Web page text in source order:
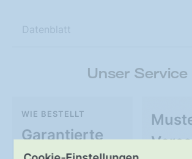
Datenblatt
Unser Service
Garantierte
WIE BESTELLT